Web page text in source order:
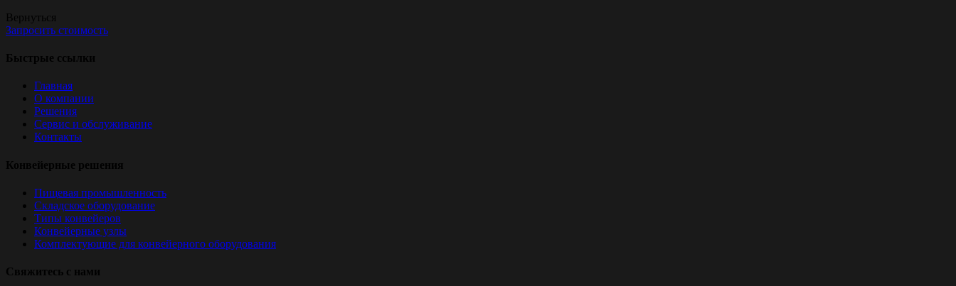
Вернуться
Запросить стоимость
Быстрые ссылки
Главная
О компании
Решения
Сервис и обслуживание
Контакты
Конвейерные решения
Пищевая промышленность
Складское оборудование
Типы конвейеров
Конвейерные узлы
Комплектующие для конвейерного оборудования
Свяжитесь с нами